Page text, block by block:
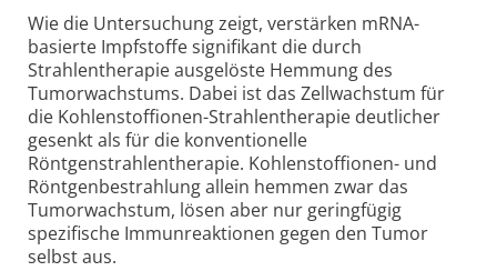
Wie die Untersuchung zeigt, verstärken mRNA-
basierte Impfstoffe signifikant die durch
Strahlentherapie ausgelöste Hemmung des
Tumorwachstums. Dabei ist das Zellwachstum für
die Kohlenstoffionen-Strahlentherapie deutlicher
gesenkt als für die konventionelle
Röntgenstrahlentherapie. Kohlenstoffionen- und
Röntgenbestrahlung allein hemmen zwar das
Tumorwachstum, lösen aber nur geringfügig
spezifische Immunreaktionen gegen den Tumor
selbst aus.